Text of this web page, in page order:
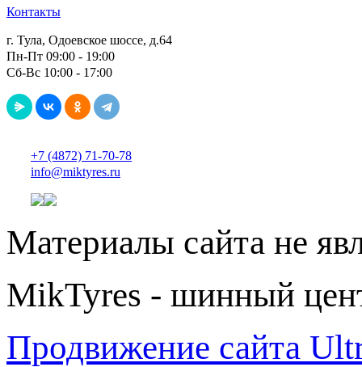
Контакты
г. Тула, Одоевское шоссе, д.64
Пн-Пт 09:00 - 19:00
Сб-Вс 10:00 - 17:00
+7 (4872) 71-70-78
info@miktyres.ru
Материалы сайта не
MikTyres - шинный
Продвижение сайта